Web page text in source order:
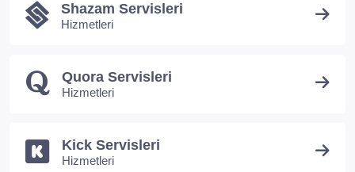
Shazam Servisleri
Hizmetleri
Quora Servisleri
Hizmetleri
Kick Servisleri
Hizmetleri